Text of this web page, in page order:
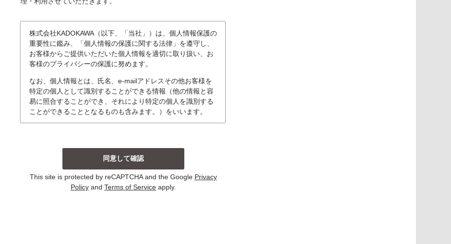
株式会社KADOKAWA（以下、「当社」）は、個人情報保護の
重要性に鑑み、「個人情報の保護に関する法律」を遵守し、
お客様からご提供いただいた個人情報を適切に取り扱い、お
客様のプライバシーの保護に努めます。
なお、個人情報とは、氏名、e-mailアドレスその他お客様を
特定の個人として識別することができる情報（他の情報と容
易に照合することができ、それにより特定の個人を識別する
ことができることとなるものも含みます。）をいいます。
ております。収集した個人情報の利用目的については以
下の通りです。その他、個別の利用目的がある場合に
は、その都度明示しております。
お問い合わせに対して回答する場合
This site is protected by reCAPTCHA and the Google Privacy
Policy and Terms of Service apply.